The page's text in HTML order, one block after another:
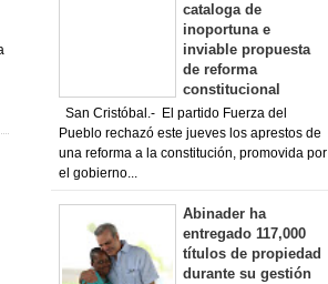
cataloga de
inoportuna e
inviable propuesta
de reforma
constitucional
San Cristóbal.- El partido Fuerza del
Pueblo rechazó este jueves los aprestos de
una reforma a la constitución, promovida por
el gobierno...
Abinader ha
entregado 117,000
títulos de propiedad
durante su gestión